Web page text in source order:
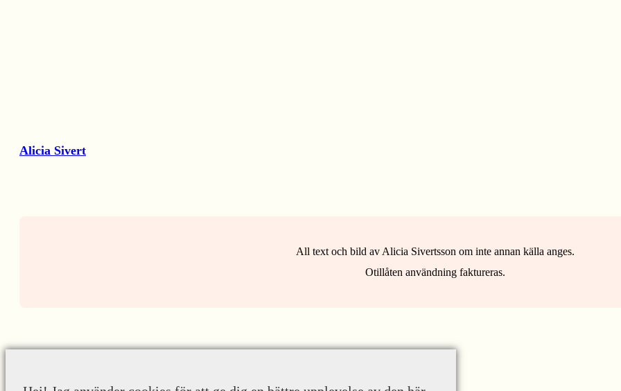
Alicia Sivert
All text och bild av Alicia Sivertsson om inte annan källa anges.
Otillåten användning faktureras.